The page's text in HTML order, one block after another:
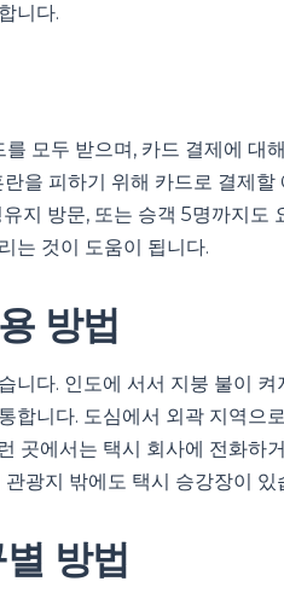
니다.
모두 받으며, 카드 결제에 대
을 피하기 위해 카드로 결제
지 방문, 또는 승객 5명까지도
는 것이 도움이 됩니다.
방법
니다. 인도에 서서 지붕 불이
합니다. 도심에서 외곽 지역으
곳에서는 택시 회사에 전화하
광지 밖에도 택시 승강장이 있
방법